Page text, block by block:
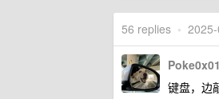
56 replies •
Poke0x01
键盘，边